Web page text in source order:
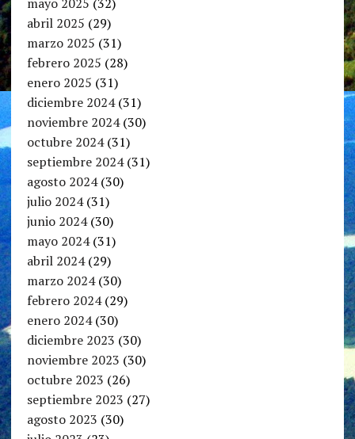
abril 2025 (29)
marzo 2025 (31)
febrero 2025 (28)
enero 2025 (31)
diciembre 2024(31)
noviembre 2024(30)
octubre 2024(31)
septiembre 2024(31)
agosto 2024(30)
julio 2024(31)
junio 2024(30)
mayo 2024(31)
abril 2024(29)
marzo 2024(30)
febrero 2024(29)
enero 2024(30)
diciembre 2023 (30)
noviembre 2023 (30)
octubre 2023 (26)
septiembre 2023 (27)
agosto 2023 (30)